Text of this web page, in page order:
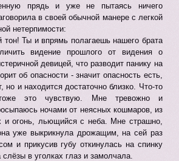
прядь и уже не пытаясь ничего
в своей обычной манере с легкой
нетерпимости:
Ты и впрямь полагаешь нашего брата
видение прошлого от видения о
девицей, что разводит панику на
об опасности - значит опасность есть,
но и находится достаточно близко. Что-то
это чувствую. Мне тревожно и
ночами от неясных кошмаров, из
и огонь, льющийся с неба. Мне страшно,
уже выкрикнула дрожащим, на сей раз
и прикусив губу откинулась на спинку
в уголках глаз и замолчала.